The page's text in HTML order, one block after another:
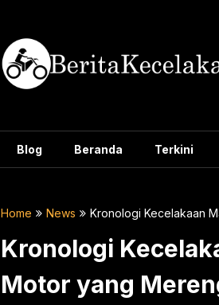
Blog Beranda Terkini
Home News Kronologi Kecelakaan
Kronologi
Motor yang